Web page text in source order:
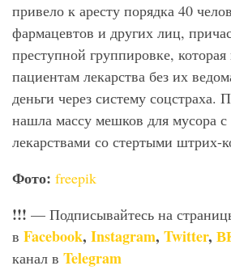
привело к аресту порядка 40
фармацевтов и других лиц,
преступной группировке,
пациентам лекарства без их
деньги через систему
нашла массу мешков для мусора
лекарствами со стертыми штрих-
Фото: freepik
!!! — Подписывайтесь на
в Facebook, Instagram, Twitter,
канал в Telegram